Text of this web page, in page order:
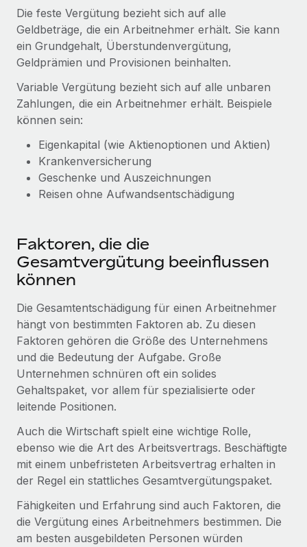
Prozessoptimierung mit unverzichtbaren Business-
Tools
Frag unsere Expert:innen
Hilfe von Expert:innen für globale HR & Compliance
Background-Checks
Einfacheres Bewerber:innen-Screening
Compliance Watchtower
Geräteverwaltung
Globale Bereitstellung und Verfolgung von IT-
Geräten
Gründung von Niederlassungen
Schnelle, rechtssichere Gründung von
Niederlassungen
Mobilität und Relocation
Mühelose Relocation von Mitarbeiter:innen
Benefits
Mühelose Verwaltung von Benefits
Plattform
Partner werden
Entdecke die Möglichkeiten einer Partnerschaft
Remote Build
Demnächst verfügbar
Beratung zu Integrationen und KI-Automatisierung
FALLSTUDIEN
So hat der KI-Vorreiter Weaviate sein Team mit
Remote um 120 % vergrößert
Mehr erfahren
Strategische Partnerschaft zwischen
Reverse Tech und Remote für Contractor
Management und Payroll
Reverse Tech auf einen Blick Das Gesundheits- und
Wellness-Startup Reverse Tech hat das globale...
Mehr erfahren
Newsroom
Insights Center
Alle Ressourcen anzeigen
EOR und PEO
Contractor Management
Steuern
Den Blog erkunden
BLOG
Gusto und Zero und Contractor Management
Plus
Auch im neuen Jahr wollen wir bei Remote Unternehmen
aller Größen dabei unterstützen, die beste...
Mehr erfahren
Die feste Vergütung bezieht sich auf alle
Geldbeträge, die ein Arbeitnehmer erhält. Sie kann
ein Grundgehalt, Überstundenvergütung,
Geldprämien und Provisionen beinhalten.
Variable Vergütung bezieht sich auf alle unbaren
Zahlungen, die ein Arbeitnehmer erhält. Beispiele
können sein:
Eigenkapital (wie Aktienoptionen und Aktien)
Krankenversicherung
Geschenke und Auszeichnungen
Reisen ohne Aufwandsentschädigung
Faktoren, die die
Gesamtvergütung beeinflussen
können
Die Gesamtentschädigung für einen Arbeitnehmer
hängt von bestimmten Faktoren ab. Zu diesen
Faktoren gehören die Größe des Unternehmens
und die Bedeutung der Aufgabe. Große
Unternehmen schnüren oft ein solides
Gehaltspaket, vor allem für spezialisierte oder
leitende Positionen.
Auch die Wirtschaft spielt eine wichtige Rolle,
ebenso wie die Art des Arbeitsvertrags. Beschäftigte
mit einem unbefristeten Arbeitsvertrag erhalten in
der Regel ein stattliches Gesamtvergütungspaket.
Fähigkeiten und Erfahrung sind auch Faktoren, die
die Vergütung eines Arbeitnehmers bestimmen. Die
am besten ausgebildeten Personen würden